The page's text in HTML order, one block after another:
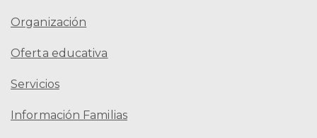
Organización
Oferta educativa
Servicios
Información Familias